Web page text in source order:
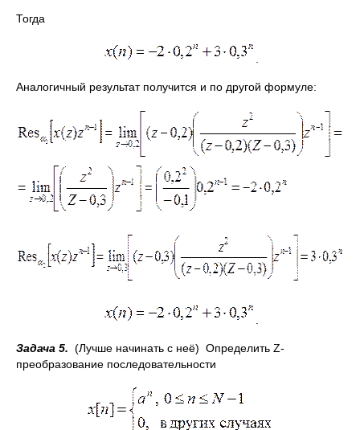
Тогда
Аналогичный результат получится и по другой формуле:
Задача 5. (Лучше начинать с неё) Определить Z-
преобразование последовательности